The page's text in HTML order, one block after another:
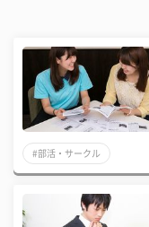
#部活・サークル